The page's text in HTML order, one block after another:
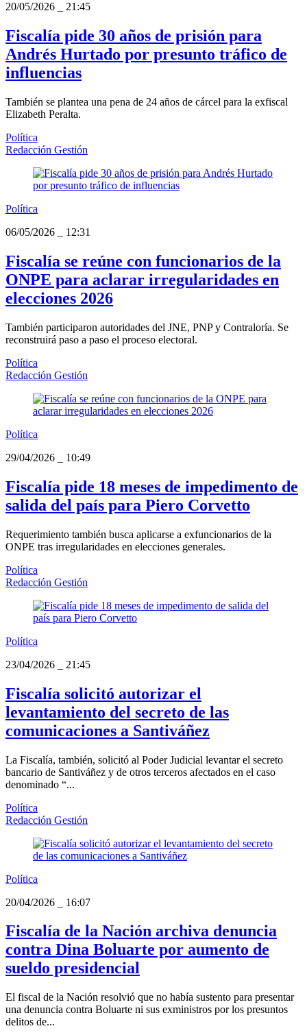
20/05/2026
21:45
Fiscalía pide 30 años de prisión para
Andrés Hurtado por presunto tráfico de
influencias
También se plantea una pena de 24 años de cárcel para la exfiscal
Elizabeth Peralta.
Política
Redacción Gestión
Política
06/05/2026
12:31
Fiscalía se reúne con funcionarios de la
ONPE para aclarar irregularidades en
elecciones 2026
También participaron autoridades del JNE, PNP y Contraloría. Se
reconstruirá paso a paso el proceso electoral.
Política
Redacción Gestión
Política
29/04/2026
10:49
Fiscalía pide 18 meses de impedimento de
salida del país para Piero Corvetto
Requerimiento también busca aplicarse a exfuncionarios de la
ONPE tras irregularidades en elecciones generales.
Política
Redacción Gestión
Política
23/04/2026
21:45
Fiscalía solicitó autorizar el
levantamiento del secreto de las
comunicaciones a Santiváñez
La Fiscalía, también, solicitó al Poder Judicial levantar el secreto
bancario de Santiváñez y de otros terceros afectados en el caso
denominado “...
Política
Redacción Gestión
Política
20/04/2026
16:07
Fiscalía de la Nación archiva denuncia
contra Dina Boluarte por aumento de
sueldo presidencial
El fiscal de la Nación resolvió que no había sustento para presentar
una denuncia contra Boluarte ni sus exministros por los presuntos
delitos de...